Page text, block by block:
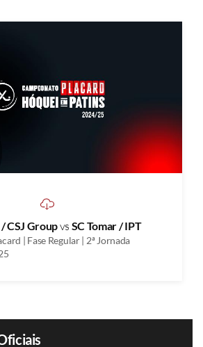
CSJ Groupvs SC Tomar / IPT
| Fase Regular | 2ª Jornada